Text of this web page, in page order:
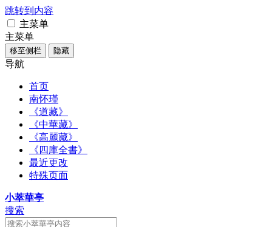
跳转到内容
主菜单
主菜单
移至侧栏 隐藏
导航
首页
南怀瑾
《道藏》
《中華藏》
《高麗藏》
《四庫全書》
最近更改
特殊页面
小萃華亭
搜索